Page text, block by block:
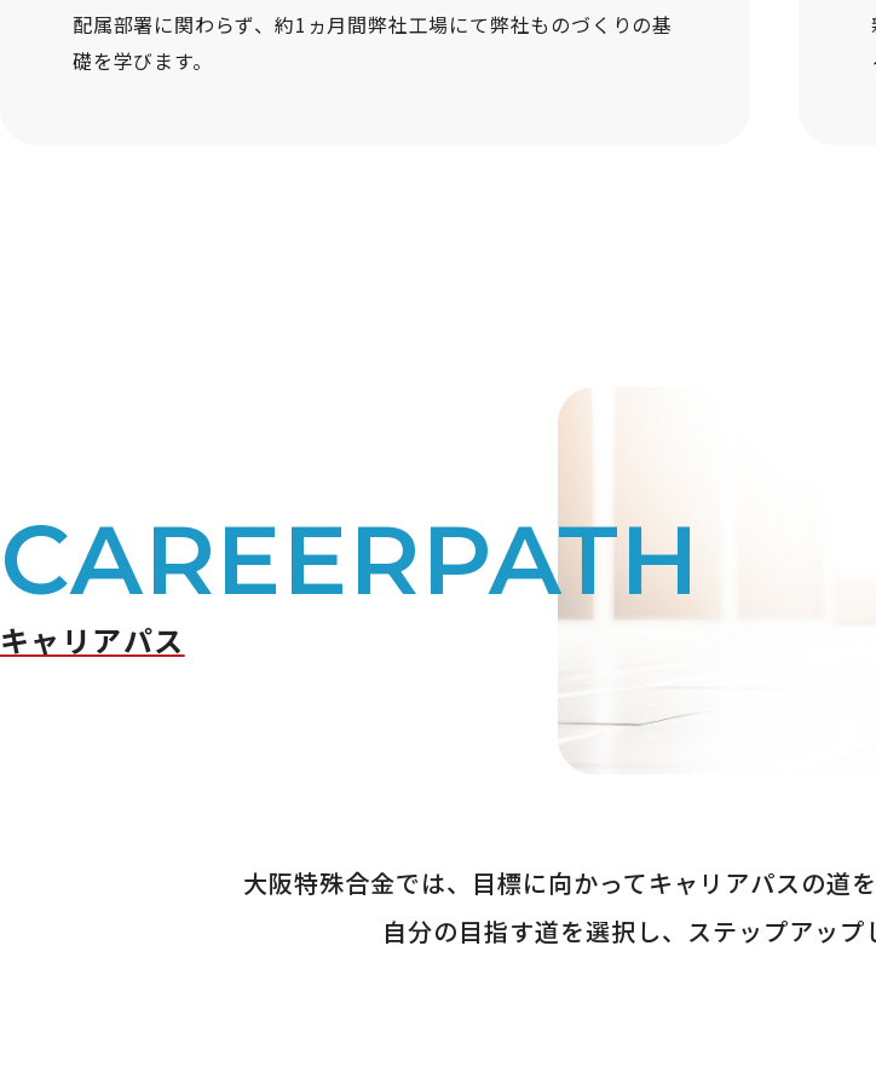
配属部署に関わらず、約1ヵ月間弊社工場にて弊社ものづくりの基
礎を学びます。
CAREERPATH
キャリアパス
大阪特殊合金では、目標に向かってキャリアパスの道
自分の目指す道を選択し、ステップアップ